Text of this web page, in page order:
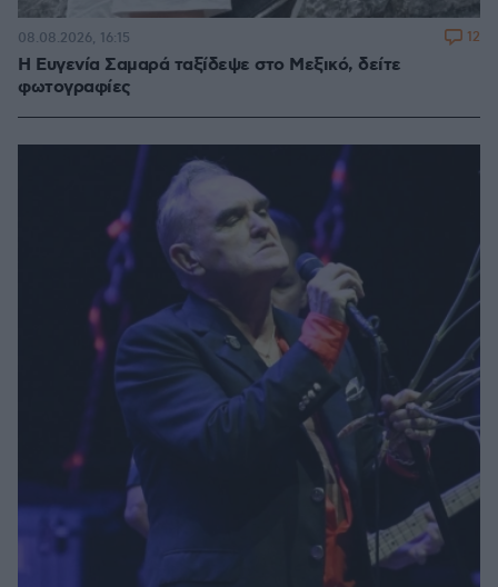
Η Ευγενία Σαμαρά ταξίδεψε στο Μεξικό, δείτε
φωτογραφίες
08.08.2026, 16:15 12